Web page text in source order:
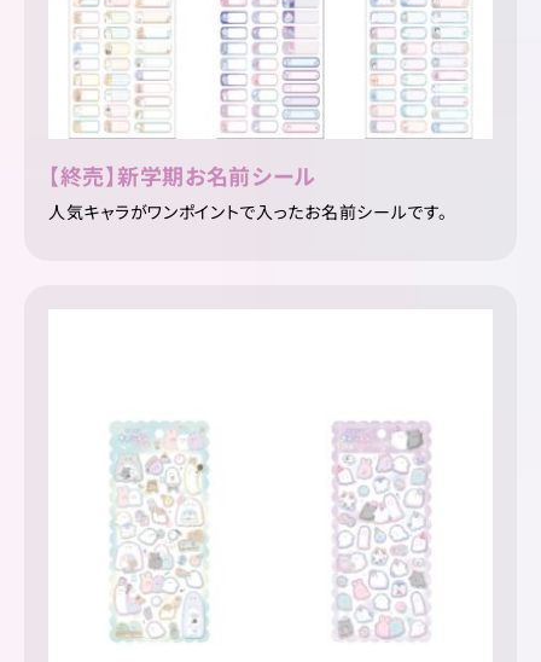
【終売】新学期お名前シール
人気キャラがワンポイントで入ったお名前シールです。